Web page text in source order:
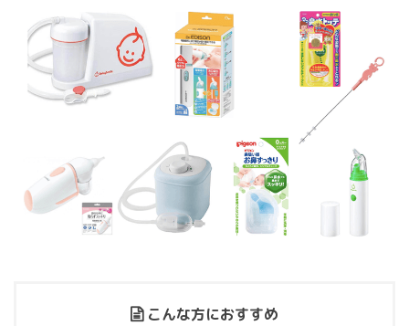
こんな方におすすめ